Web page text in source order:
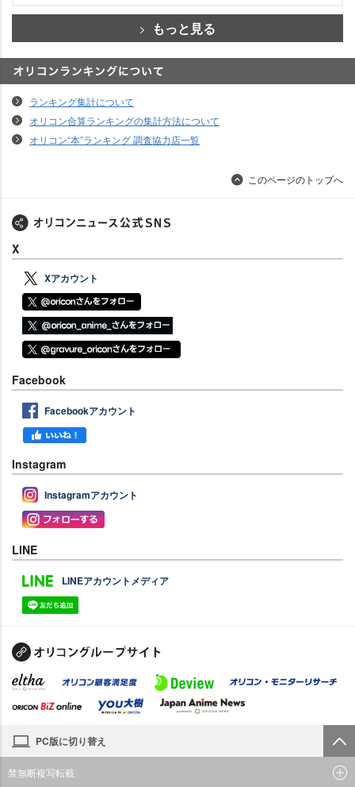
もっと見る
ランキング集計について
オリコン合算ランキングの集計方法について
オリコン“本”ランキング 調査協力店一覧
このページのトップへ
X
Xアカウント
Facebook
Facebookアカウント
Instagram
Instagramアカウント
LINE
LINEアカウントメディア
PC版に切り替え
禁無断複写転載